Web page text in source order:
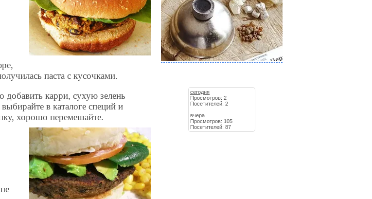
паста с кусочками.
карри, сухую зелень
в каталоге специй и
хорошо перемешайте.
сегодня
Просмотров: 2
Посетителей: 2
вчера
Просмотров: 105
Посетителей: 87